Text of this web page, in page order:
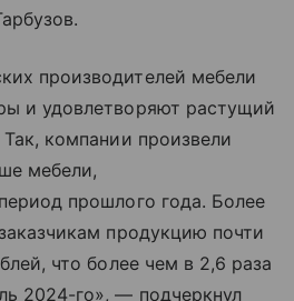
производителей мебели
и удовлетворяют растущий
компании произвели
мебели,
прошлого года. Более
продукцию почти
что более чем в 2,6 раза
2024-го», — подчеркнул